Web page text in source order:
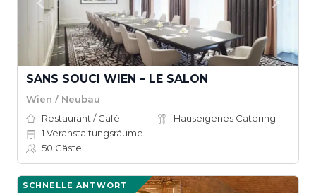
SANS SOUCI WIEN – LE SALON
Wien / Neubau
Restaurant / Café
Hauseigenes Catering
1 Veranstaltungsräume
50 Gäste
SCHNELLE ANTWORT